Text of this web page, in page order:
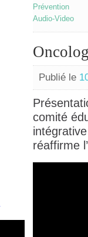
Prévention
Audio-Video
Publié le
comité
réaffirme